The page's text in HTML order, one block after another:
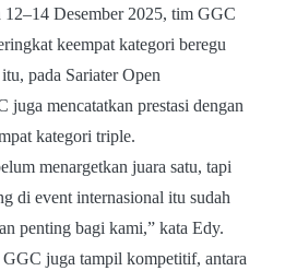
12–14 Desember 2025, tim GGC
keempat kategori beregu
pada Sariater Open
juga mencatatkan prestasi dengan
kategori triple.
menargetkan juara satu, tapi
di event internasional itu sudah
penting bagi kami,” kata Edy.
juga tampil kompetitif, antara